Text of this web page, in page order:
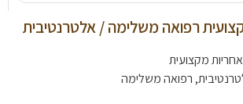
רפואה משלימה / אלטרנטיבית
מקצועית
, רפואה משלימה